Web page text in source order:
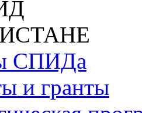
СПИДа
и гранты